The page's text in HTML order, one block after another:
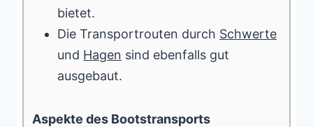
bietet.
Die Transportrouten durch Schwerte
und Hagen sind ebenfalls gut
ausgebaut.
Aspekte des Bootstransports